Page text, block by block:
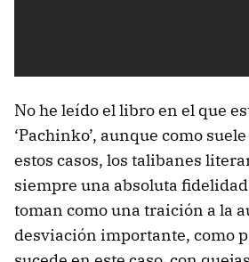
No he leído el libro en el que
‘Pachinko’, aunque como
estos casos, los talibanes
siempre una absoluta
toman como una traición a la
desviación importante, como